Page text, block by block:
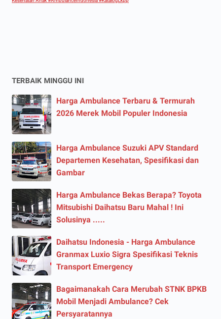
TERBAIK MINGGU INI
Harga Ambulance Terbaru & Termurah
2026 Merek Mobil Populer Indonesia
Harga Ambulance Suzuki APV Standard
Departemen Kesehatan, Spesifikasi dan
Gambar
Harga Ambulance Bekas Berapa? Toyota
Mitsubishi Daihatsu Baru Mahal ! Ini
Solusinya .....
Daihatsu Indonesia - Harga Ambulance
Granmax Luxio Sigra Spesifikasi Teknis
Transport Emergency
Bagaimanakah Cara Merubah STNK BPKB
Mobil Menjadi Ambulance? Cek
Persyaratannya